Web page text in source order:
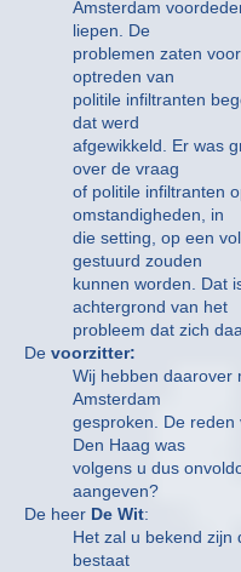
Amsterdam
liepen. De
problemen zaten
optreden van
politile infiltranten
dat werd
afgewikkeld. Er was
over de vraag
of politile infiltranten
omstandigheden, in
die setting, op een
gestuurd zouden
kunnen worden. Dat
achtergrond van het
probleem dat zich
De voorzitter:
Wij hebben daarover
Amsterdam
gesproken. De reden
Den Haag was
volgens u dus
aangeven?
De heer De Wit:
Het zal u bekend zijn
bestaat